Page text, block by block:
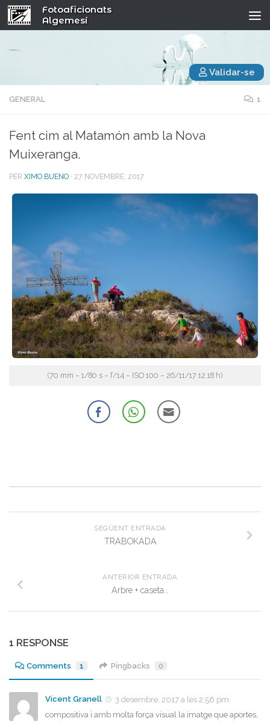
Fotoaficionats
Algemesí
Validar-se
GENERAL 1
Fent cim al Matamón amb la Nova
Muixeranga.
PER XIMO BUENO · 27 NOVEMBRE, 2017
(70 mm – 1/80 s – f/14 – ISO 100 – 26/11/17 12.18 h)
SEGÜENT ENTRADA
TRABOKADA
ANTERIOR ENTRADA
Arbre + caseta…
1 RESPONSE
Comments 1 Pingbacks 0
Vicent Granell
3 desembre, 2017 a les 2:56 pm
compositiva i amb molta força visual la imatge que aportes,